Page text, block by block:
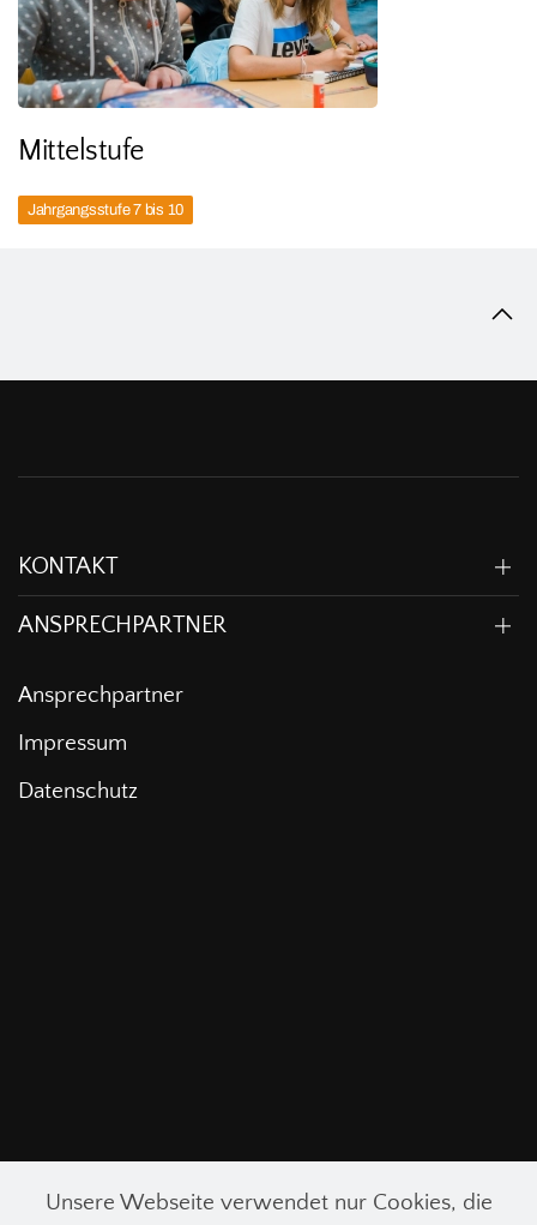
Mittelstufe
Jahrgangsstufe 7 bis 10
KONTAKT
ANSPRECHPARTNER
Ansprechpartner
Impressum
Datenschutz
Unsere Webseite verwendet nur Cookies, die